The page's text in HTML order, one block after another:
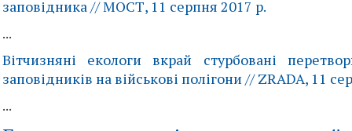
заповідника // МОСТ, 11 серпня 2017 р.
...
Вітчизняні екологи вкрай стурбовані
заповідників на військові полігони // ZRADA, 11
...